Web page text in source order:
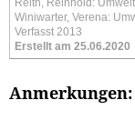
Reith, Reinhold:
Winiwarter, Verena:
Verfasst 2013
Erstellt am 25.06.2020
Anmerkungen: